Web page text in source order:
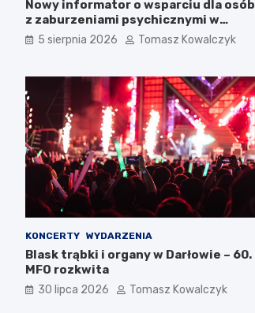
Nowy informator o wsparciu dla osób
z zaburzeniami psychicznymi w
Zachodniopomorskiem na 2026 rok
5 sierpnia 2026 Tomasz Kowalczyk
KONCERTY WYDARZENIA
Blask trąbki i organy w Darłowie – 60.
MFO rozkwita
30 lipca 2026 Tomasz Kowalczyk